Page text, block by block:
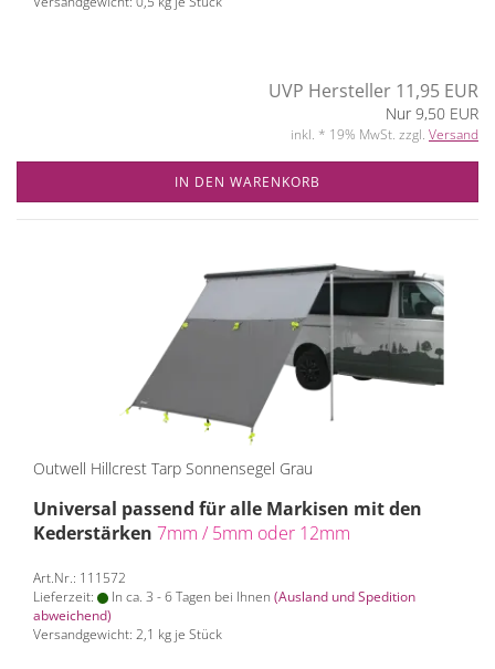
UVP Hersteller 11,95 EUR
Nur 9,50 EUR
inkl. * 19% MwSt. zzgl. Versand
IN DEN WARENKORB
Outwell Hillcrest Tarp Sonnensegel Grau
Universal passend für alle Markisen mit den
Kederstärken 7mm / 5mm oder 12mm
Art.Nr.: 111572
Lieferzeit:
In ca. 3 - 6 Tagen bei Ihnen (Ausland und Spedition
abweichend)
Versandgewicht: 2,1 kg je Stück